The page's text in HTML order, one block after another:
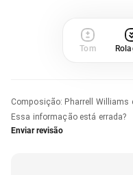
Tom
Composição: Pharrell Williams
Essa informação está errada?
Enviar revisão